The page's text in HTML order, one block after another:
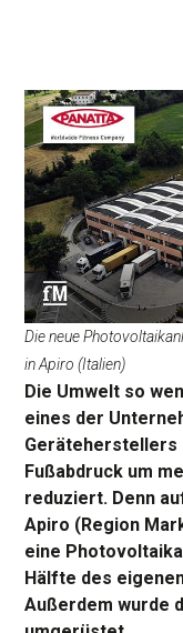
Die neue
in Apiro (Italien)
Die Umwelt so
eines der
Geräteherstellers
Fußabdruck um
reduziert. Denn
Apiro (Region
eine
Hälfte des
Außerdem wurde